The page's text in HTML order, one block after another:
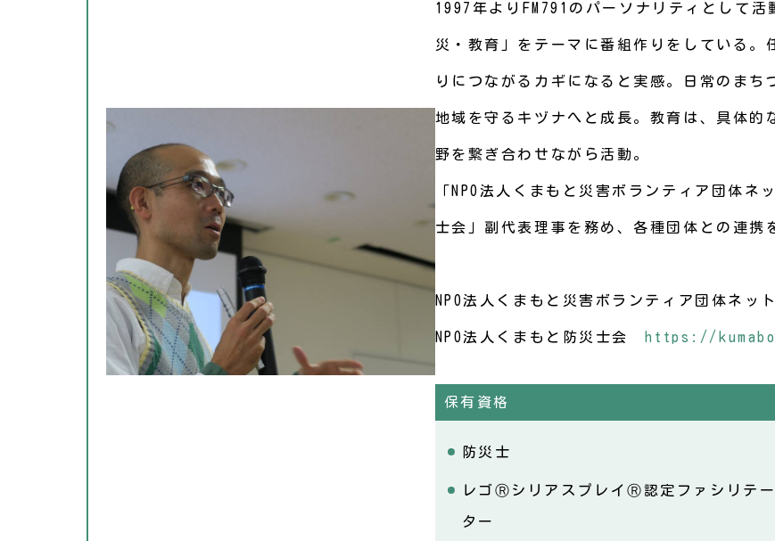
1997年よりFM791のパーソナリティとして
災・教育」をテーマに番組作りをしている。
りにつながるカギになると実感。日常のまち
地域を守るキヅナへと成長。教育は、具体
野を繋ぎ合わせながら活動。
「NPO法人くまもと災害ボランティア団体ネ
士会」副代表理事を務め、各種団体との連携
NPO法人くまもと災害ボランティア団体ネッ
NPO法人くまもと防災士会 https://
保有資格
防災士
レゴⓇシリアスプレイⓇ認定ファシリテー
ター